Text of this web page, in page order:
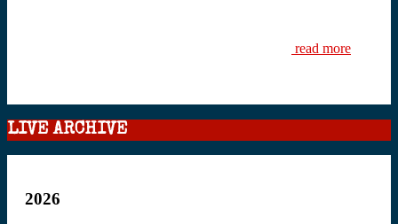
read more
LIVE ARCHIVE
2026